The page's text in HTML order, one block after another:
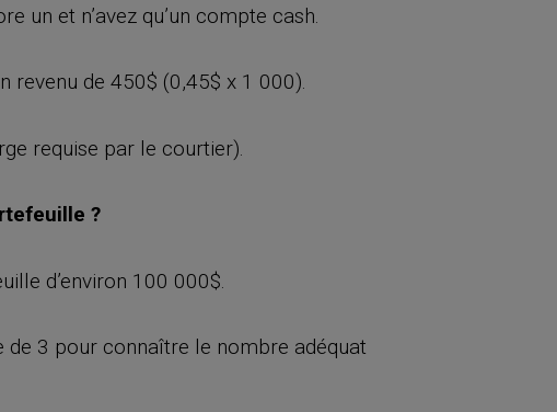
un et n’avez qu’un compte cash.
revenu de 450$ (0,45$ x 1 000).
requise par le courtier).
?
d’environ 100 000$.
3 pour connaître le nombre adéquat